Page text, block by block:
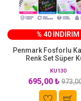
% 40 İNDİRİM
Penmark Fosforlu
Renk Set Süper
KU130
695,00 ₺